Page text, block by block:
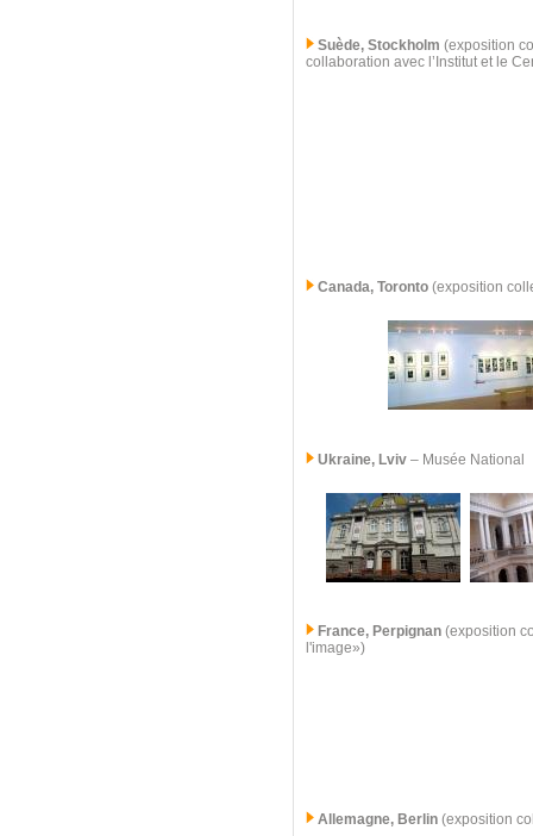
Suède, Stockholm (exposition
collaboration avec l’Institut et le
Canada, Toronto (exposition
Ukraine, Lviv – Musée National
France, Perpignan (exposition
l'image»)
Allemagne, Berlin (exposition